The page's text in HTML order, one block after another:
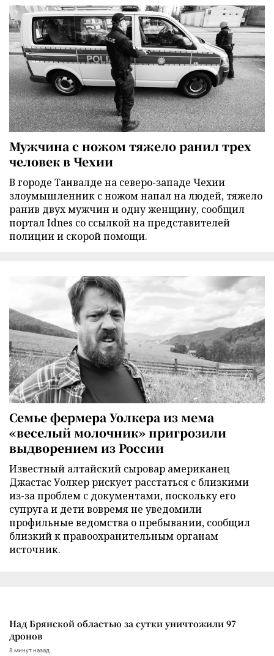
Мужчина с ножом тяжело ранил трех
человек в Чехии
В городе Танвалде на северо-западе Чехии
злоумышленник с ножом напал на людей, тяжело
ранив двух мужчин и одну женщину, сообщил
портал Idnes со ссылкой на представителей
полиции и скорой помощи.
Семье фермера Уолкера из мема
«веселый молочник» пригрозили
выдворением из России
Известный алтайский сыровар американец
Джастас Уолкер рискует расстаться с близкими
из-за проблем с документами, поскольку его
супруга и дети вовремя не уведомили
профильные ведомства о пребывании, сообщил
близкий к правоохранительным органам
источник.
Над Брянской областью за сутки уничтожили 97
дронов
8 минут назад